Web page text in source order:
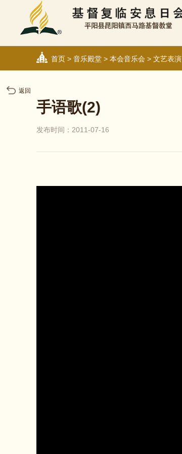
首页> 音乐殿堂> 本会音乐会> 文艺表演
返回
手语歌(2)
发布时间：2011-07-16